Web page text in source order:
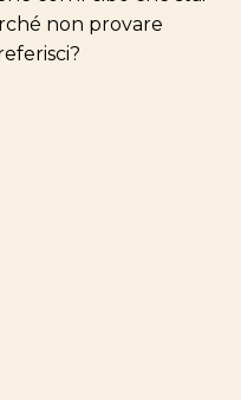
non provare